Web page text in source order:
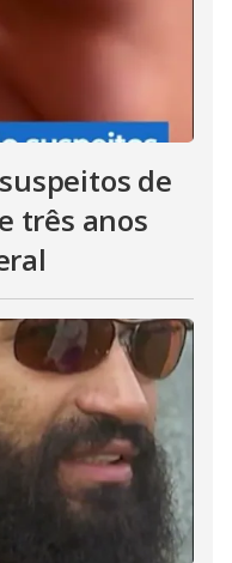
de
três anos